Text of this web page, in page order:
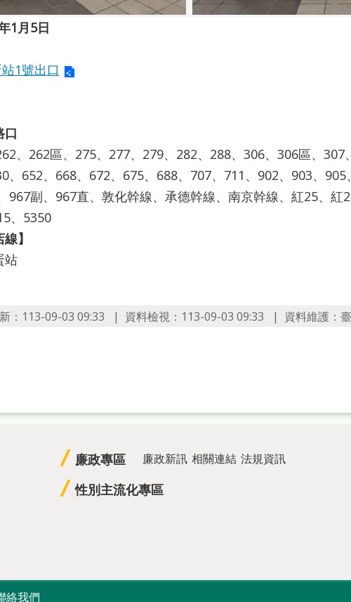
1月5日
1號出口
口
、262區、275、277、279、282、288、306、306區、307
、652、668、672、675、688、707、711、902、903、905
967副、967直、敦化幹線、承德幹線、南京幹線、紅25、紅
、5350
】
站
：113-09-03 09:33 資料檢視：113-09-03 09:33 資料維護：
廉政專區 廉政新訊 相關連結 法規資訊
性別主流化專區
絡我們